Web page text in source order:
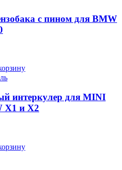
с пином для BMW
интеркулер для MINI
X1 и X2